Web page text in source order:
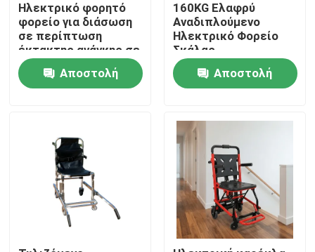
Προϊόντα
Βίντεο
Ηλεκτρικό φορητό
φορείο για διάσωση
σε περίπτωση
έκτακτης ανάγκης σε
σκάλες και
διαδρόμουςΑποστολή
160KG Ελαφρύ
Αναδιπλούμενο
Ηλεκτρικό Φορείο
Σκάλας
Αποστολή